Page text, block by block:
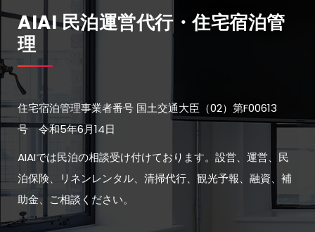
AIAI 民泊運営代行・住宅宿泊管
理
住宅宿泊管理事業者番号 国土交通大臣（02）第F00613
号 令和5年6月14日
AIAIでは民泊の相談受け付けております。設営、運営、民
泊保険、リネンレンタル、清掃代行、観光予報、融資、補
助金、ご相談ください。